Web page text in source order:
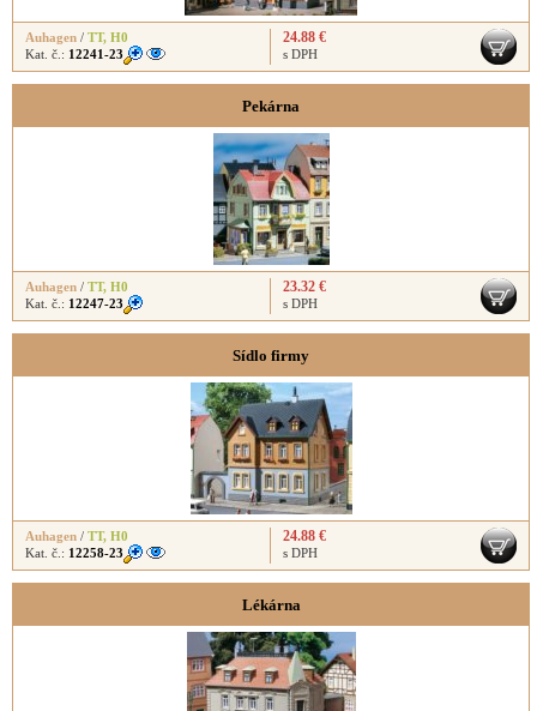
Auhagen / TT, H0
Kat. č.: 12241-23
24.88 €
s DPH
Pekárna
Auhagen / TT, H0
Kat. č.: 12247-23
23.32 €
s DPH
Sídlo firmy
Auhagen / TT, H0
Kat. č.: 12258-23
24.88 €
s DPH
Lékárna